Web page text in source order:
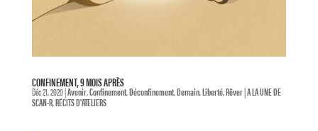
CONFINEMENT, 9 MOIS APRÈS
Déc 21, 2020|Avenir,Confinement,Déconfinement,Demain,Liberté,Rêver|A LA UNE DE
SCAN-R,RÉCITS D'ATELIERS